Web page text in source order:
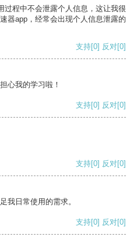
过程中不会泄露个人信息，这让我很
器app，经常会出现个人信息泄露的
支持[0] 反对[0]
心我的学习啦！
支持[0] 反对[0]
支持[0] 反对[0]
我日常使用的需求。
支持[0] 反对[0]